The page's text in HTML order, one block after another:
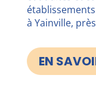
à Yainville,
EN